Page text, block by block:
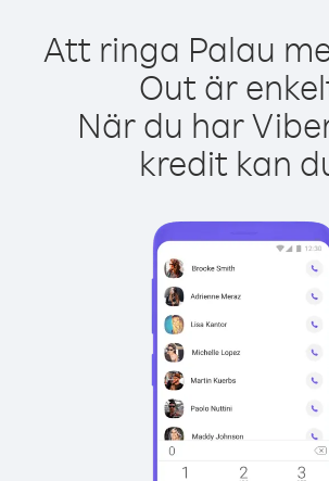
Att ringa Palau
Out är
När du har
kredit kan